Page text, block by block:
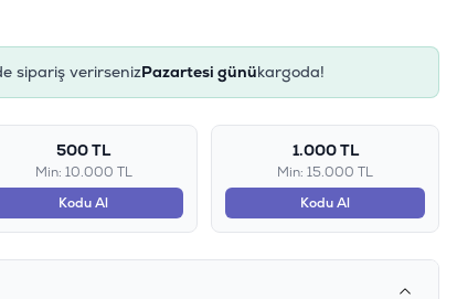
sipariş verirsenizPazartesi günükargoda!
500 TL
Min: 10.000 TL
Kodu Al
1.000 TL
Min: 15.000 TL
Kodu Al